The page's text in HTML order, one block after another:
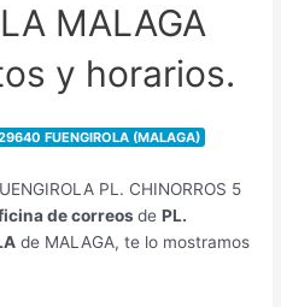
MALAGA
y horarios.
FUENGIROLA (MALAGA)
de correosdePL.
de MALAGA, te lo mostramos